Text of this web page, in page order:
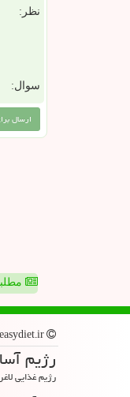
نظر:
سوال:
رژیم
رژیم غذایی